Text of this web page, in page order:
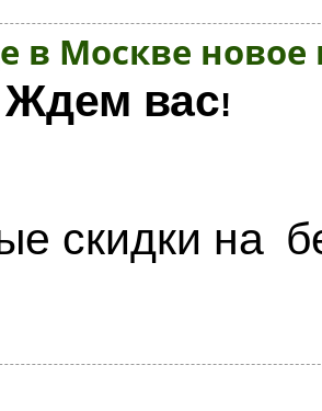
в Москве
Ждем вас!
скидки на